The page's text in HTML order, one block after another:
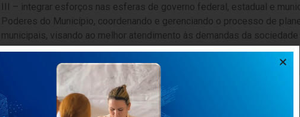
III – integrar esforços nas esferas de governo federal, estadual e
Poderes do Município, coordenando e gerenciando o processo de
municipais, visando ao melhor atendimento às demandas da
Município;
IV – propor e difundir modelos, estabelecer normas, coordenar,
voltadas para a modernização da Administração Pública Municipal e
V – propor, programar e difundir políticas de modernização de